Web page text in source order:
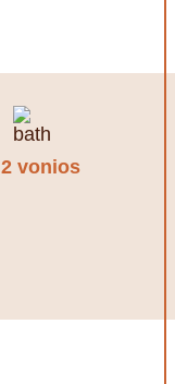
2 vonios